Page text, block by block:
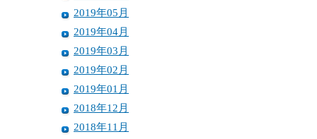
2019年05月
2019年04月
2019年03月
2019年02月
2019年01月
2018年12月
2018年11月